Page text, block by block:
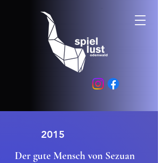
2015
Der gute Mensch von Sezuan